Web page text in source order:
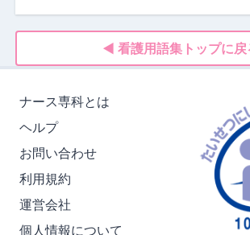
◀ 看護用語集トップに戻
ナース専科とは
ヘルプ
お問い合わせ
利用規約
運営会社
個人情報について